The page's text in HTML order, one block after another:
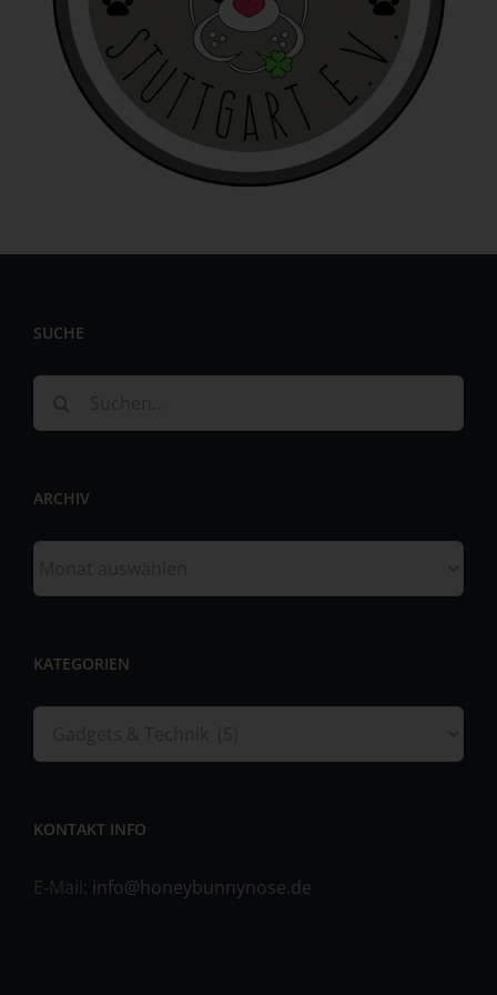
SUCHE
nach:
ARCHIV
KATEGORIEN
KONTAKT INFO
E-Mail: info@honeybunnynose.de
Behörde, Einrichtung oder andere Stelle, die allein oder
gemeinsam mit anderen über die Zwecke und Mittel der
Verarbeitung von personenbezogenen Daten entscheidet.
Sind die Zwecke und Mittel dieser Verarbeitung durch das
Unionsrecht oder das Recht der Mitgliedstaaten
vorgegeben, so kann der Verantwortliche
beziehungsweise können die bestimmten Kriterien seiner
h) Auftragsverarbeiter
personenbezogene Daten im Auftrag des
personenbezogene Daten offengelegt werden,
handelt oder nicht. Behörden, die im Rahmen eines
j) Dritter
betroffenen Person, dem Verantwortlichen, dem
des Auftragsverarbeiters befugt sind, die
k) Einwilligung